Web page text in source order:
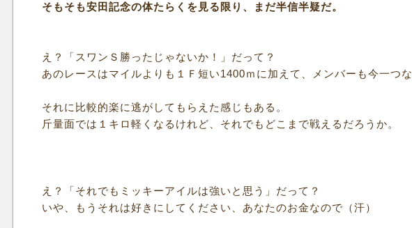
そもそも安田記念の体たらくを見る限り、まだ半信半疑だ。
え？「スワンＳ勝ったじゃないか！」だって？
あのレースはマイルよりも１Ｆ短い1400ｍに加えて、メンバーも今一つ
それに比較的楽に逃がしてもらえた感じもある。
斤量面では１キロ軽くなるけれど、それでもどこまで戦えるだろうか。
え？「それでもミッキーアイルは強いと思う」だって？
いや、もうそれは好きにしてください、あなたのお金なので（汗）